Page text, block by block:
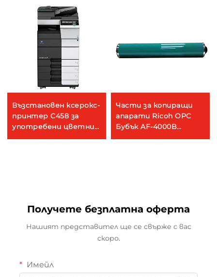
Възстановен ксерокс-
принтер C458 за
употребени цветни
цифрови копиралки
Части за копиращи
апарати Ricoh OPC
Бубък AF-4000B
Съвместими с Ricoh
Получете безплатна оферта
Нашият представител ще се свърже с вас
скоро.
Имейл